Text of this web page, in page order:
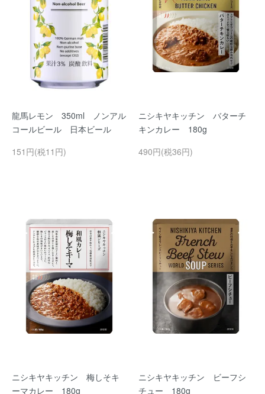
龍馬レモン 350ml ノンアル
コールビール 日本ビール
151円(税11円)
ニシキヤキッチン バターチ
キンカレー 180g
490円(税36円)
ニシキヤキッチン 梅しそキ
ーマカレー 180g
ニシキヤキッチン ビーフシ
チュー 180g